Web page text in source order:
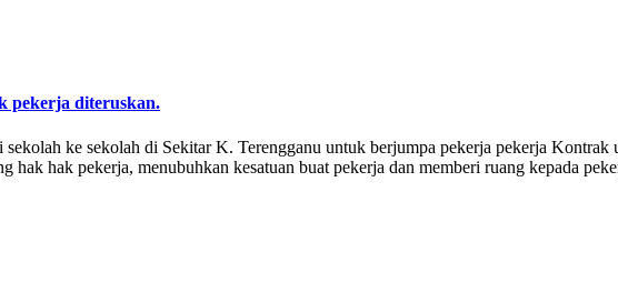
pekerja diteruskan.
ke sekolah di Sekitar K. Terengganu untuk berjumpa pekerja pekerja
hak hak pekerja, menubuhkan kesatuan buat pekerja dan memberi ruang kepada